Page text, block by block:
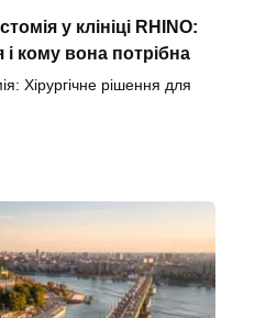
у клініці RHINO:
і кому вона потрібна
Хірургічне рішення для